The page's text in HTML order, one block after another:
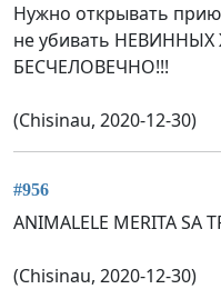
Нужно открывать
не убивать
БЕСЧЕЛОВЕЧНО!!!
(Сhisinau, 2020-12-30)
#956
ANIMALELE MERITA SA
(Chisinau, 2020-12-30)